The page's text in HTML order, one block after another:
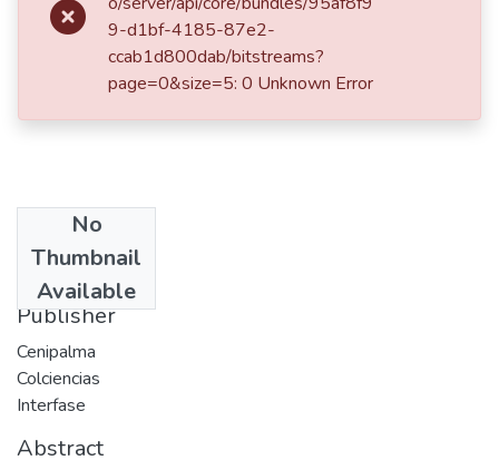
No
Thumbnail
Available
2004-08
Publisher
Cenipalma
Colciencias
Interfase
Abstract
9-d1bf-4185-87e2-
ccab1d800dab/bitstreams?
page=0&size=5: 0 Unknown Error